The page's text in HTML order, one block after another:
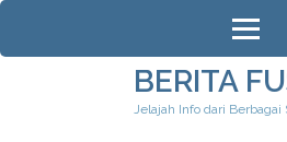
Lompat
konten
BERITA
Jelajah Info dari Berbagai